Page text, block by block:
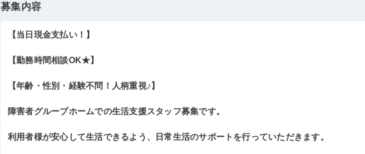
募集内容
【当日現金支払い！】
【勤務時間相談OK★】
【年齢・性別・経験不問！人柄重視♪】
障害者グループホームでの生活支援スタッフ募集です。
利用者様が安心して生活できるよう、日常生活のサポートを行っていただきます。